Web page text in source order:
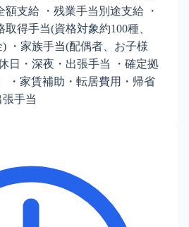
額支給 ・残業手当別途支給 ・
得手当(資格対象約100種、
・家族手当(配偶者、お子様
日・深夜・出張手当 ・確定拠
・家賃補助・転居費用・帰省
手当